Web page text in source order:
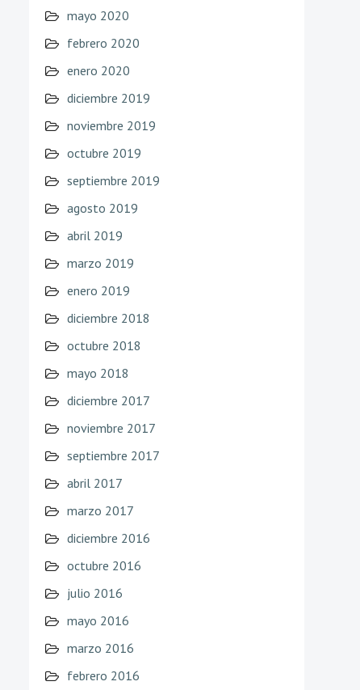
mayo 2020
febrero 2020
enero 2020
diciembre 2019
noviembre 2019
octubre 2019
septiembre 2019
agosto 2019
abril 2019
marzo 2019
enero 2019
diciembre 2018
octubre 2018
mayo 2018
diciembre 2017
noviembre 2017
septiembre 2017
abril 2017
marzo 2017
diciembre 2016
octubre 2016
julio 2016
mayo 2016
marzo 2016
febrero 2016